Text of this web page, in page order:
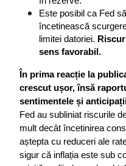
Este posibil ca Fed
încetinească
limitei datoriei.
sens favorabil.
În prima reacție la
crescut ușor, însă
sentimentele și
Fed au subliniat riscurile
mult decât încetinirea
aștepta cu reduceri ale
sigur că inflația este sub